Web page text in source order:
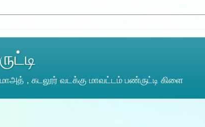
, கடலூர் வடக்கு மாவட்டம் பண்ருட்டி கிளை